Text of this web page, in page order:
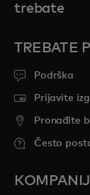
trebate
TREBATE
Podrška
Prijavite
Pronađite
Često